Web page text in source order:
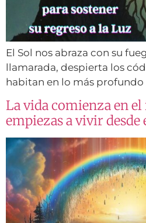
El Sol nos abraza con su
llamarada, despierta los
habitan en lo más profundo
La vida comienza en
empiezas a vivir desde